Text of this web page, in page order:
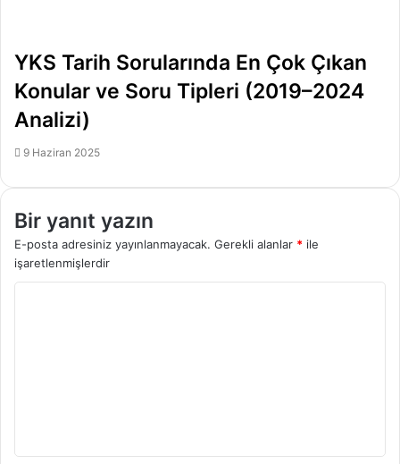
YKS Tarih Sorularında En Çok Çıkan
Konular ve Soru Tipleri (2019–2024
Analizi)
9 Haziran 2025
Bir yanıt yazın
E-posta adresiniz yayınlanmayacak. Gerekli alanlar * ile
işaretlenmişlerdir